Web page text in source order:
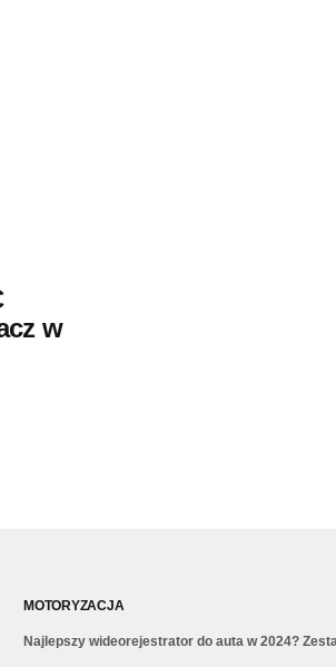
w
MOTORYZACJA
Najlepszy wideorejestrator do auta w 2024?